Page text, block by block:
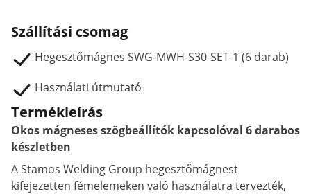
Szállítási csomag
Hegesztőmágnes SWG-MWH-S30-SET-1 (6 darab)
Használati útmutató
Termékleírás
Okos mágneses szögbeállítók kapcsolóval 6 darabos
készletben
A Stamos Welding Group hegesztőmágnest
kifejezetten fémelemeken való használatra tervezték,